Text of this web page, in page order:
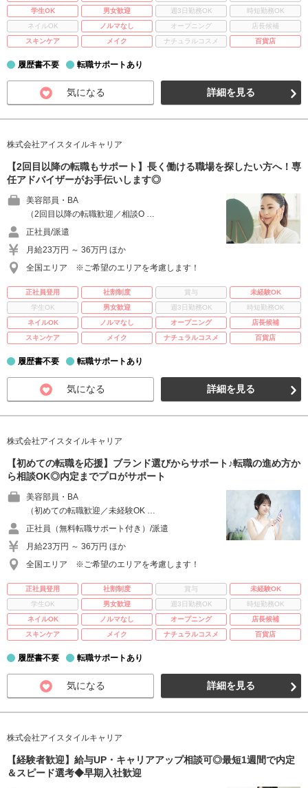
学生OK
男女歓迎 週3日勤務OK
時短勤務OK
ネイルOK
ノルマなし オープニング
店長候補
スキンケア
メイク ナチュラルコスメ 百貨店
履歴書不要 転職サポートあり
気になる 詳細を見る
株式会社アイスタイルキャリア
【2回目以降の転職もサポート】長く働ける職場を探したい方へ！専
任アドバイザーがお手伝いします◎
美容部員・BA
（2回目以降の転職歓迎／相談O …
正社員/派遣
月給23万円 ～ 36万円 ほか
全国エリア ※ご希望のエリアを考慮します！
正社員登用 社割制度 賞与
未経験OK
学生OK
男女歓迎 週3日勤務OK
時短勤務OK
ネイルOK
ノルマなし オープニング
店長候補
スキンケア
メイク ナチュラルコスメ 百貨店
履歴書不要 転職サポートあり
気になる 詳細を見る
株式会社アイスタイルキャリア
【初めての転職を応援】ブランド選びからサポート♪転職の進め方か
ら相談OK◎内定までプロがサポート
美容部員・BA
（初めての転職歓迎／未経験OK …
正社員（無料転職サポート付き）/派遣
月給23万円 ～ 36万円 ほか
全国エリア ※ご希望のエリアを考慮します！
正社員登用 社割制度 賞与
未経験OK
学生OK
男女歓迎 週3日勤務OK
時短勤務OK
ネイルOK
ノルマなし オープニング
店長候補
スキンケア
メイク ナチュラルコスメ 百貨店
履歴書不要 転職サポートあり
気になる 詳細を見る
株式会社アイスタイルキャリア
【経験者歓迎】給与UP・キャリアアップ相談可◎最短1週間で内定
＆スピード選考◆早期入社歓迎